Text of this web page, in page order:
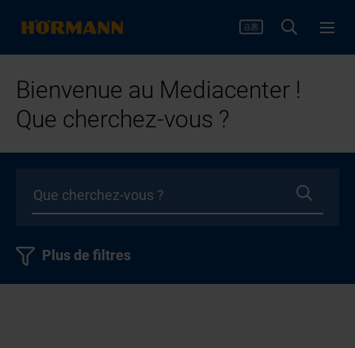
Bienvenue au Mediacenter !
Que cherchez-vous ?
Plus de filtres